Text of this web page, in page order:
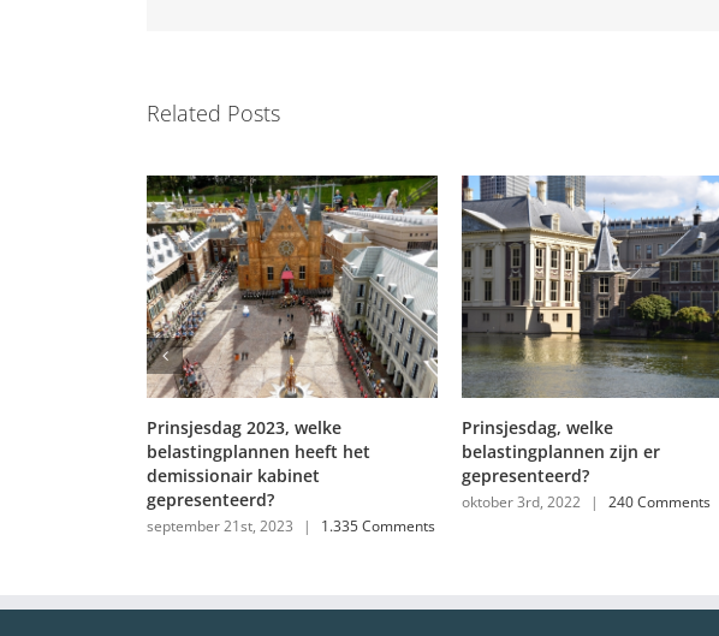
Related Posts
Prinsjesdag 2023, welke
belastingplannen heeft het
demissionair kabinet
gepresenteerd?
september 21st, 2023 | 1.335 Comments
Prinsjesdag, welke
belastingplannen zijn er
gepresenteerd?
oktober 3rd, 2022 | 240 Comments